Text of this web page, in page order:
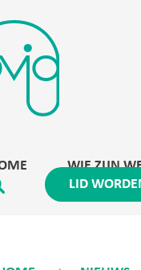
WIE ZIJN
LID